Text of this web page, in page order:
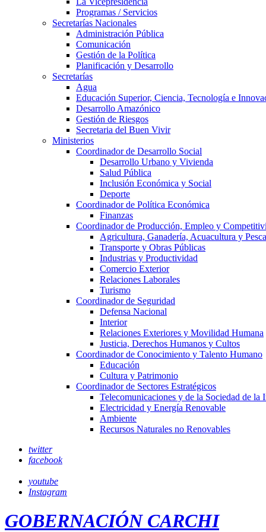
Programas / Servicios
Secretarías Nacionales
Administración Pública
Comunicación
Gestión de la Política
Planificación y Desarrollo
Secretarías
Agua
Educación Superior, Ciencia, Tecnología e
Desarrollo Amazónico
Gestión de Riesgos
Secretaria del Buen Vivir
Ministerios
Coordinador de Desarrollo Social
Desarrollo Urbano y Vivienda
Salud Pública
Inclusión Económica y Social
Deporte
Coordinador de Política Económica
Finanzas
Coordinador de Producción, Empleo y
Agricultura, Ganadería, Acuacultura y Pesca
Transporte y Obras Públicas
Industrias y Productividad
Comercio Exterior
Relaciones Laborales
Turismo
Coordinador de Seguridad
Defensa Nacional
Interior
Relaciones Exteriores y Movilidad Humana
Justicia, Derechos Humanos y Cultos
Coordinador de Conocimiento y Talento Humano
Educación
Cultura y Patrimonio
Coordinador de Sectores Estratégicos
Telecomunicaciones y de la Sociedad de la
Electricidad y Energía Renovable
Ambiente
Recursos Naturales no Renovables
twitter
facebook
youtube
Instagram
GOBERNACIÓN CARCHI